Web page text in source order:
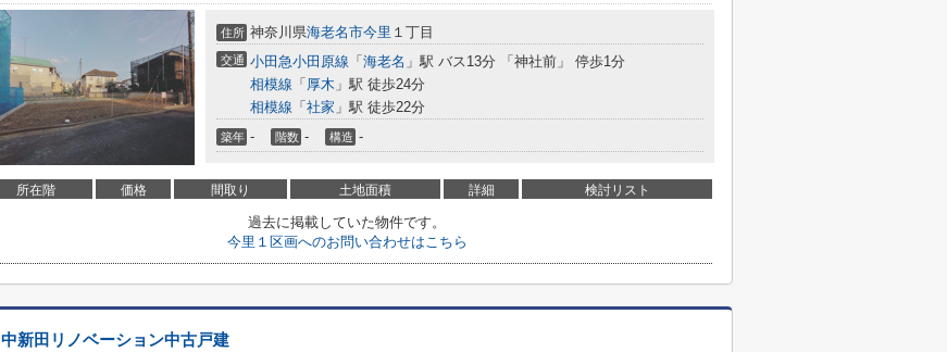
住所 神奈川県海老名市今里 １丁目
交通 小田急小田原線 「 海老名 」駅 バス13分 「神社前」 停歩1分
相模線 「 厚木 」駅 徒歩24分
相模線 「 社家 」駅 徒歩22分
築年 - 階数 - 構造 -
所在階 価格 間取り 土地面積 詳細 検討リスト
過去に掲載していた物件です。
今里１区画へのお問い合わせはこちら
中新田リノベーション中古戸建